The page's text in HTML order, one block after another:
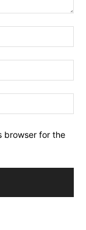
browser for the